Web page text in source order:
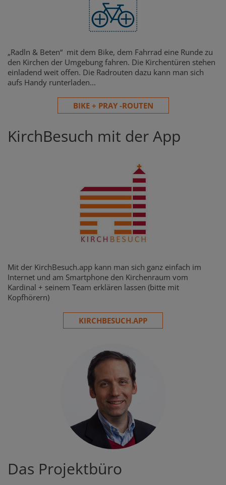
„Radln & Beten“ mit dem Bike, dem Fahrrad eine Runde zu
den Kirchen der Umgebung fahren. Die Kirchentüren stehen
einladend weit offen. Die Radrouten dazu kann man sich
aufs Handy runterladen...
BIKE + PRAY -ROUTEN
KirchBesuch mit der App
Mit der KirchBesuch.app kann man sich ganz einfach im
Internet und am Smartphone den Kirchenraum vom
Kardinal + seinem Team erklären lassen (bitte mit
Kopfhörern)
KIRCHBESUCH.APP
Das Projektbüro